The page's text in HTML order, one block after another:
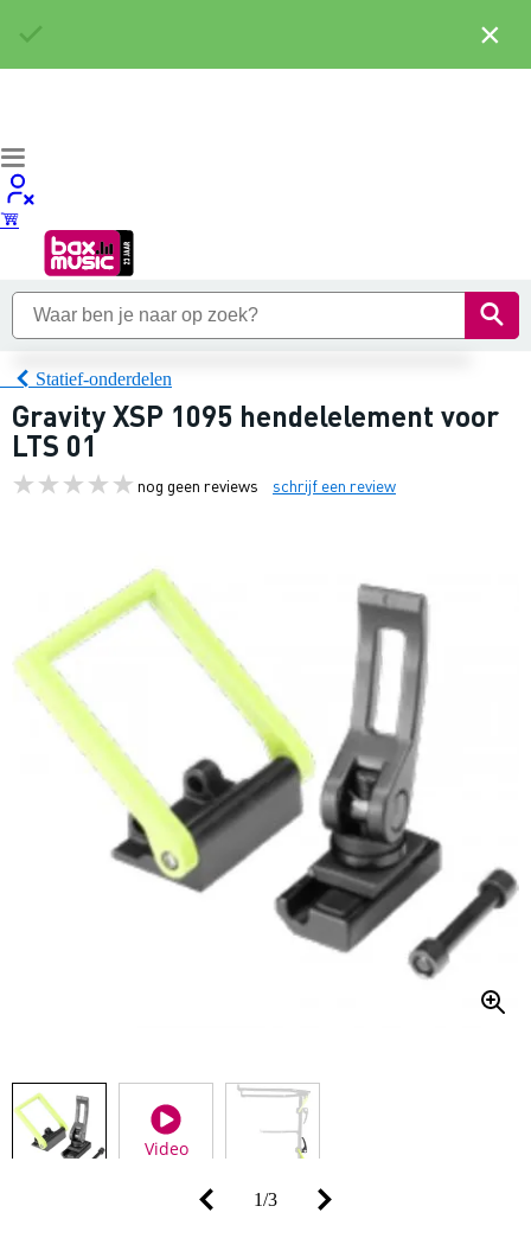
Statief-onderdelen
Gravity XSP 1095 hendelelement voor
LTS 01
nog geen reviews schrijf een review
Video
1/3
×